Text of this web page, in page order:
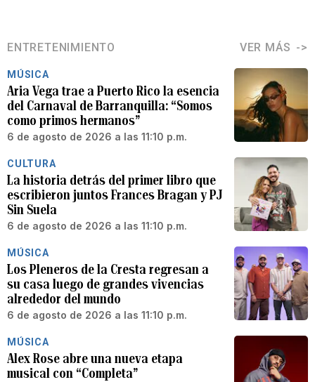
ENTRETENIMIENTO VER MÁS
MÚSICA
Aria Vega trae a Puerto Rico la esencia
del Carnaval de Barranquilla: “Somos
como primos hermanos”
6 de agosto de 2026 a las 11:10 p.m.
CULTURA
La historia detrás del primer libro que
escribieron juntos Frances Bragan y PJ
Sin Suela
6 de agosto de 2026 a las 11:10 p.m.
MÚSICA
Los Pleneros de la Cresta regresan a
su casa luego de grandes vivencias
alrededor del mundo
6 de agosto de 2026 a las 11:10 p.m.
MÚSICA
Alex Rose abre una nueva etapa
musical con “Completa”